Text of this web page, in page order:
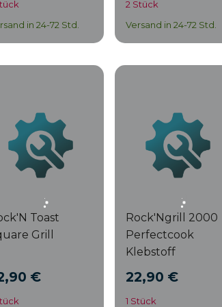
in 24-72 Std.
2 Stück
Versand in 24-72 Std.
Toast
Grill
€
Rock'Ngrill 2000
Perfectcook
Klebstoff
22,90 €
1 Stück